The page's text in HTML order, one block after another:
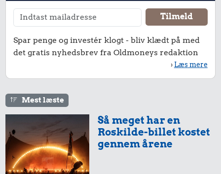
2,51 kr.
Strygejern
5,59 kr.
Spar penge og investér klogt - bliv klædt på med
det gratis nyhedsbrev fra Oldmoneys redaktion
› Læs mere
Mest læste
Så meget har en
Roskilde-billet kostet
gennem årene